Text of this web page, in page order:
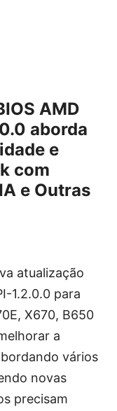
AMD
aborda
e
com
e Outras
atualização
1.2.0.0 para
X670, B650
a
vários
novas
precisam